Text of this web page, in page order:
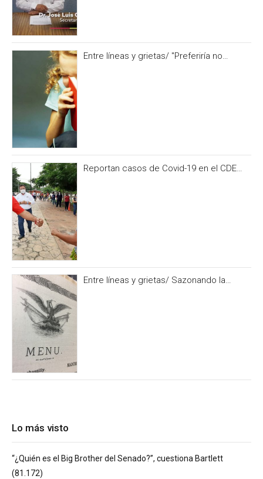
Entre líneas y grietas/ "Preferiría no
Reportan casos de Covid-19 en el CDE
Entre líneas y grietas/ Sazonando la
Lo más visto
“¿Quién es el Big Brother del Senado?”, cuestiona Bartlett
(81.172)